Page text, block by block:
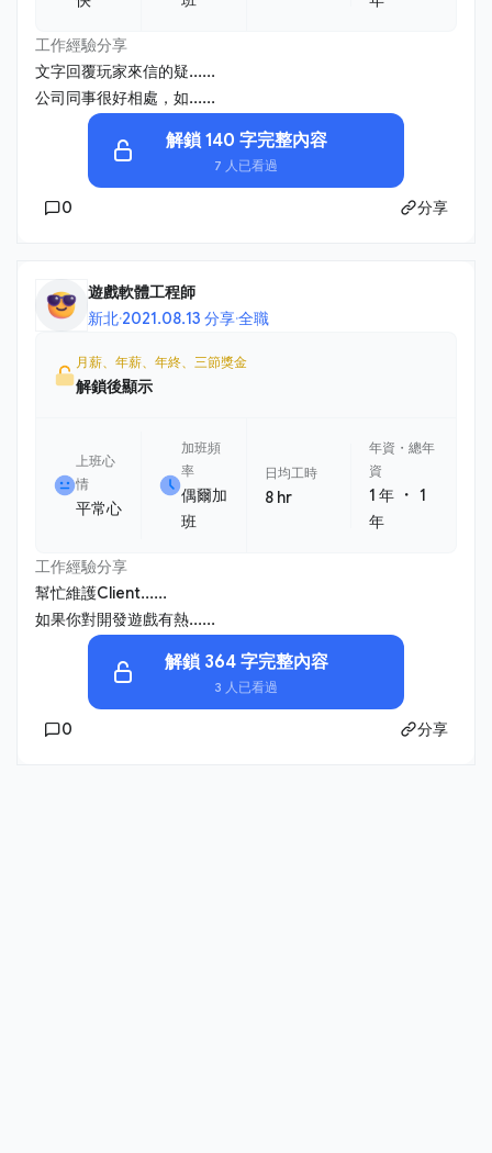
工作經驗分享
文字回覆玩家來信的疑......
公司同事很好相處，如......
解鎖 140 字完整內容
7 人已看過
0 分享
遊戲軟體工程師
新北·2021.08.13 分享·全職
月薪、年薪、年終、三節獎金
解鎖後顯示
上班心
情
平常心
加班頻
率
偶爾加
班
日均工時
8 hr
年資・總年
資
1 年 ・1
年
工作經驗分享
幫忙維護Client......
如果你對開發遊戲有熱......
解鎖 364 字完整內容
3 人已看過
0 分享